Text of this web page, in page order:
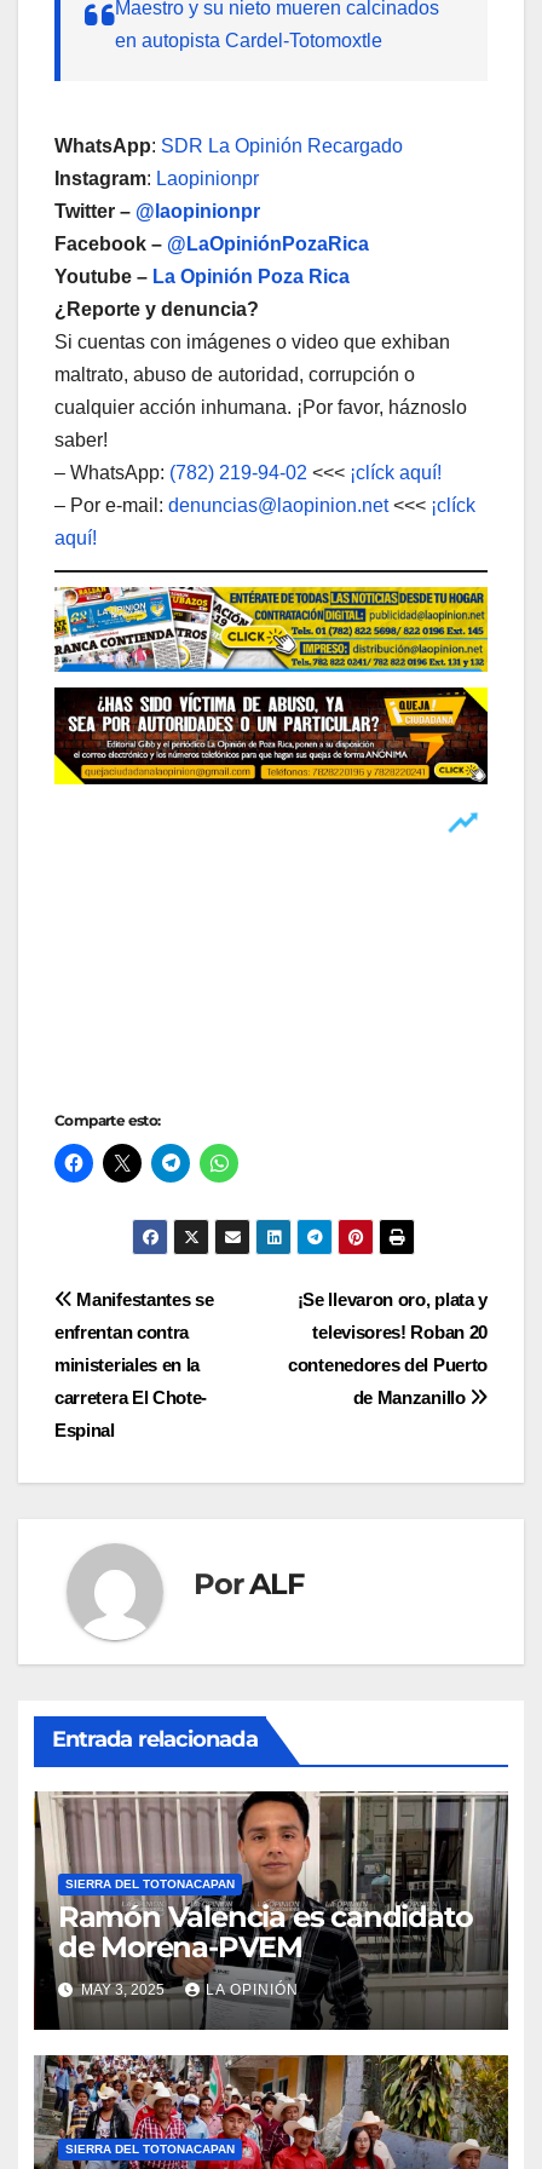
Maestro y su nieto mueren calcinados
en autopista Cardel-Totomoxtle
WhatsApp: SDR La Opinión Recargado
Instagram: Laopinionpr
Twitter – @laopinionpr
Facebook – @LaOpiniónPozaRica
Youtube – La Opinión Poza Rica
¿Reporte y denuncia?
Si cuentas con imágenes o video que exhiban
maltrato, abuso de autoridad, corrupción o
cualquier acción inhumana. ¡Por favor, háznoslo
saber!
– WhatsApp: (782) 219-94-02 <<< ¡clíck aquí!
– Por e-mail: denuncias@laopinion.net<<< ¡clíck
aquí!
Comparte esto:
Navegación
de
entradas
¡Se llevaron oro, plata y
televisores! Roban 20
contenedores del Puerto
de Manzanillo
Manifestantes se
enfrentan contra
ministeriales en la
carretera El Chote-
Espinal
PorALF
Entrada relacionada
SIERRA DEL TOTONACAPAN
Ramón Valencia es candidato
de Morena-PVEM
MAY 3, 2025 LA OPINIÓN
SIERRA DEL TOTONACAPAN